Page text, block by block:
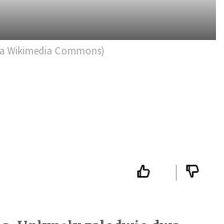
Wikimedia Commons)